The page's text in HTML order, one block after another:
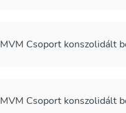
MVM Csoport konszolidált
MVM Csoport konszolidált